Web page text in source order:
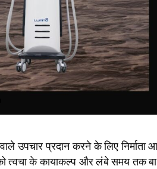
उपचार प्रदान करने के लिए निर्माता
त्वचा के कायाकल्प और लंबे समय तक